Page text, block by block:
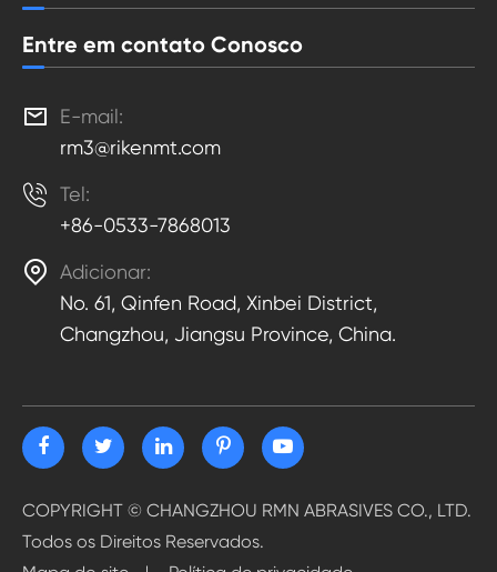
Entre em contato Conosco

E-mail:
rm3@rikenmt.com
 Tel:
+86-0533-7868013
 Adicionar:
No. 61, Qinfen Road, Xinbei District,
Changzhou, Jiangsu Province, China.
COPYRIGHT © CHANGZHOU RMN ABRASIVES CO., LTD.
Todos os Direitos Reservados.